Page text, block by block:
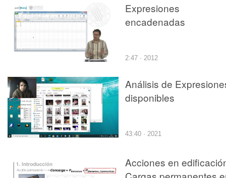
Expresiones
encadenadas
2:47 · 2012
Análisis de
disponibles
43:40 · 2021
Acciones en